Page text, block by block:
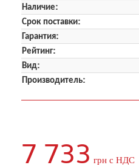
Наличие:
Срок поставки:
Гарантия:
Рейтинг:
Вид:
Производитель:
7 733 грн с НДС